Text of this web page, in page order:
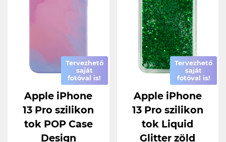
Tervezhető
saját
fotóval is!
Apple iPhone
13 Pro szilikon
tok POP Case
Design
Tervezhető
saját
fotóval is!
Apple iPhone
13 Pro szilikon
tok Liquid
Glitter zöld